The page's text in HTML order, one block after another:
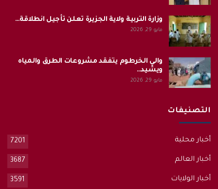
وزارة التربية ولاية الجزيرة تعلن تأجيل انطلاقة…
مايو 29, 2026
والي الخرطوم يتفقد مشروعات الطرق والمياه
ويشيد…
مايو 29, 2026
التصنيفات
أخبار محلية 7201
أخبار العالم 3687
أخبار الولايات 3591